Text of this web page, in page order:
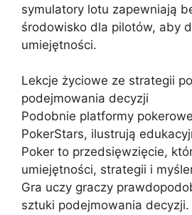
symulatory lotu zapewniają
środowisko dla pilotów, aby
umiejętności.
Lekcje życiowe ze strategii
podejmowania decyzji
Podobnie platformy
PokerStars, ilustrują
Poker to przedsięwzięcie,
umiejętności, strategii i
Gra uczy graczy
sztuki podejmowania decyzji.